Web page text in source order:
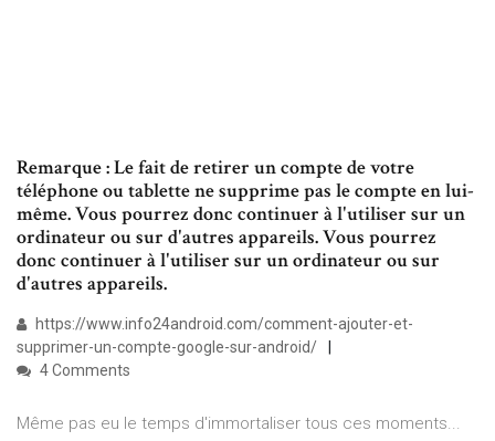
Remarque : Le fait de retirer un compte de votre
téléphone ou tablette ne supprime pas le compte en lui-
même. Vous pourrez donc continuer à l'utiliser sur un
ordinateur ou sur d'autres appareils. Vous pourrez
donc continuer à l'utiliser sur un ordinateur ou sur
d'autres appareils.
https://www.info24android.com/comment-ajouter-et-
supprimer-un-compte-google-sur-android/
4 Comments
Même pas eu le temps d'immortaliser tous ces moments...